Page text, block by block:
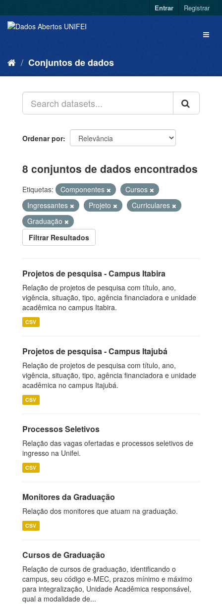
Entrar Registrar
Conjuntos de dados
Ordenar por
8 conjuntos de dados encontrados
Etiquetas: Componentes
Cursos
Ingressantes
Projeto
Curriculares
Graduação
Filtrar Resultados
Projetos de pesquisa - Campus Itabira
Relação de projetos de pesquisa com título, ano,
vigência, situação, tipo, agência financiadora e unidade
acadêmica no campus Itabira.
CSV
Projetos de pesquisa - Campus Itajubá
Relação de projetos de pesquisa com título, ano,
vigência, situação, tipo, agência financiadora e unidade
acadêmica no campus Itajubá.
CSV
Processos Seletivos
Relação das vagas ofertadas e processos seletivos de
ingresso na Unifei.
CSV
Monitores da Graduação
Relação dos monitores que atuam na graduação.
CSV
Cursos de Graduação
Relação de cursos de graduação, identificando o
campus, seu código e-MEC, prazos mínimo e máximo
para integralização, Unidade Acadêmica responsável,
qual a modalidade de...